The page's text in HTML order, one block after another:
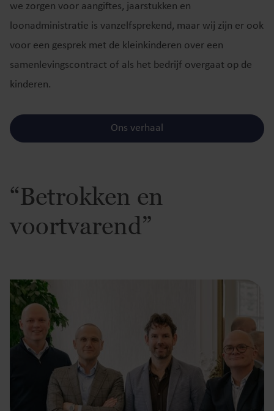
we zorgen voor aangiftes, jaarstukken en
loonadministratie is vanzelfsprekend, maar wij zijn er ook
voor een gesprek met de kleinkinderen over een
samenlevingscontract of als het bedrijf overgaat op de
kinderen.
Ons verhaal
“Betrokken en
voortvarend”